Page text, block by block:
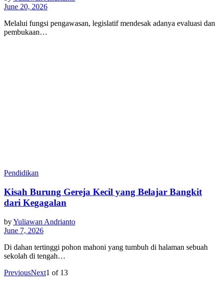
June 20, 2026
Melalui fungsi pengawasan, legislatif mendesak adanya evaluasi dan
pembukaan…
Pendidikan
Kisah Burung Gereja Kecil yang Belajar Bangkit
dari Kegagalan
byYuliawan Andrianto
June 7, 2026
Di dahan tertinggi pohon mahoni yang tumbuh di halaman sebuah
sekolah di tengah…
PreviousNext1 of 13